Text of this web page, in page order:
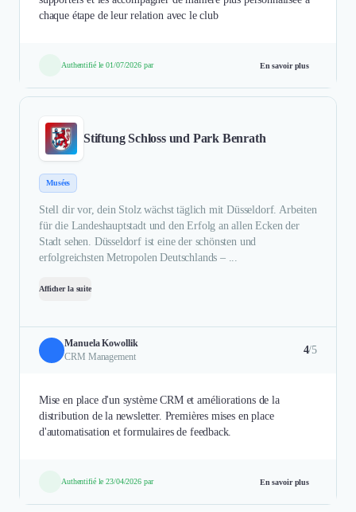
chaque étape de leur relation avec le club
Authentifié le 01/07/2026 par En savoir plus
Stiftung Schloss und Park Benrath
Musées
Stell dir vor, dein Stolz wächst täglich mit Düsseldorf. Arbeiten
für die Landeshauptstadt und den Erfolg an allen Ecken der
Stadt sehen. Düsseldorf ist eine der schönsten und
erfolgreichsten Metropolen Deutschlands – ...
Afficher la suite
Manuela Kowollik
CRM Management
4/5
Mise en place d'un système CRM et améliorations de la
distribution de la newsletter. Premières mises en place
d'automatisation et formulaires de feedback.
Authentifié le 23/04/2026 par En savoir plus